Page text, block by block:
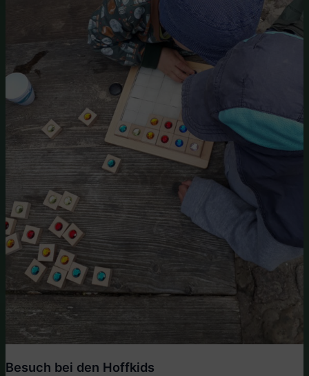
Besuch bei den Hoffkids